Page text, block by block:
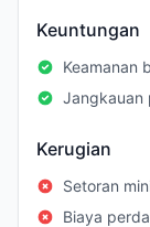
Keuntungan
Keamanan
Jangkauan
Kerugian
Setoran
Biaya